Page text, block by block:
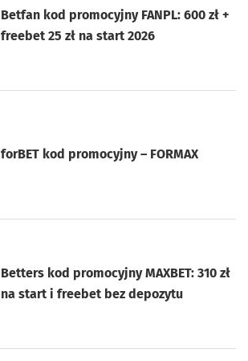
Betfan kod promocyjny FANPL: 600 zł +
freebet 25 zł na start 2026
forBET kod promocyjny – FORMAX
Betters kod promocyjny MAXBET: 310 zł
na start i freebet bez depozytu